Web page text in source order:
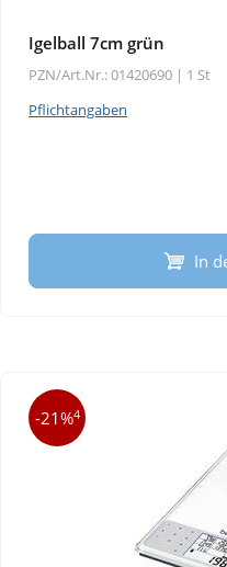
Igelball 7cm grün
PZN/Art.Nr.: 01420690 | 1 St
Pflichtangaben
In
-21%4